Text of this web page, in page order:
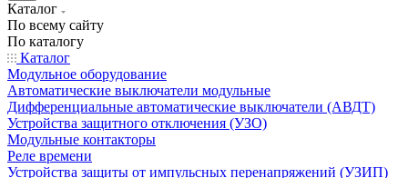
Каталог
По всему сайту
По каталогу
Каталог
Модульное оборудование
Автоматические выключатели модульные
Дифференциальные автоматические выключатели (АВДТ)
Устройства защитного отключения (УЗО)
Модульные контакторы
Реле времени
Устройства защиты от импульсных перенапряжений (УЗИП)